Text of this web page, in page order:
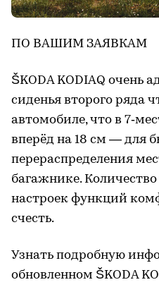
ПО ВАШИМ ЗАЯВКАМ
ŠKODA KODIAQ очень
сиденья второго ряда
автомобиле, что в
вперёд на 18 см — для
перераспределения
багажнике.
настроек функций
счесть.
Узнать подробную
обновленном ŠKODA